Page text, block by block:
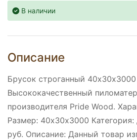
В наличии
Описание
Брусок строганный
Высококачественный
производителя Pride Wood.
Размер: 40х30х3000
руб. Описание: Данный товар